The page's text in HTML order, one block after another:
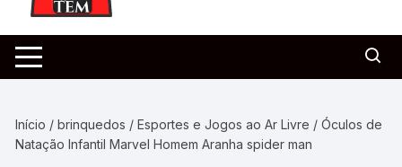
Início /brinquedos /Esportes e Jogos ao Ar Livre / Óculos de
Natação Infantil Marvel Homem Aranha spider man